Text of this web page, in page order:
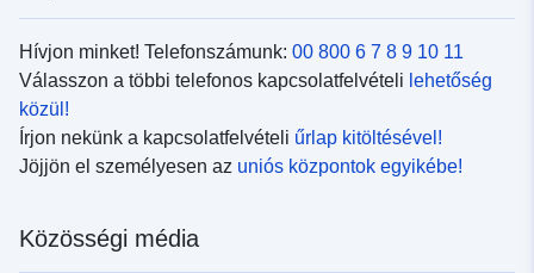
Hívjon minket! Telefonszámunk: 00 800 6 7 8 9 10 11
Válasszon a többi telefonos kapcsolatfelvételi lehetőség
közül!
Írjon nekünk a kapcsolatfelvételi űrlap kitöltésével!
Jöjjön el személyesen az uniós központok egyikébe!
Közösségi média